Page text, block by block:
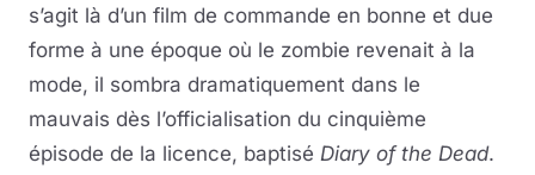
s’agit là d’un film de commande en bonne et due
forme à une époque où le zombie revenait à la
mode, il sombra dramatiquement dans le
mauvais dès l’officialisation du cinquième
épisode de la licence, baptisé Diary of the Dead.